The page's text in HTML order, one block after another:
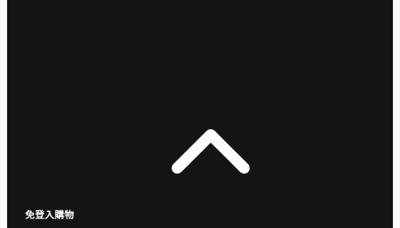
免登入購物